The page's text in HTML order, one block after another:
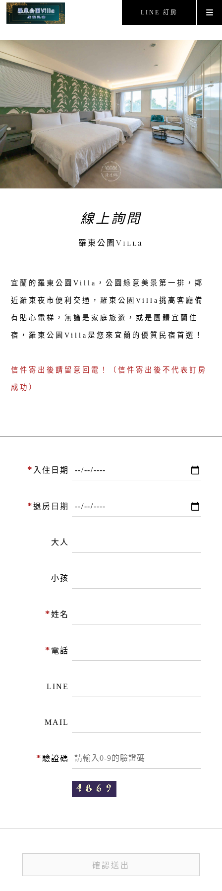
LINE 訂房
線上詢問
羅東公園Villa
宜蘭的羅東公園Villa，公園綠意美景第一排，鄰
近羅東夜市便利交通，羅東公園Villa挑高客廳備
有貼心電梯，無論是家庭旅遊，或是團體宜蘭住
宿，羅東公園Villa是您來宜蘭的優質民宿首選！
信件寄出後請留意回電！（信件寄出後不代表訂房
成功）
* 入住日期
*退房日期
大人
小孩
*姓名
* 電話
LINE
MAIL
* 驗證碼